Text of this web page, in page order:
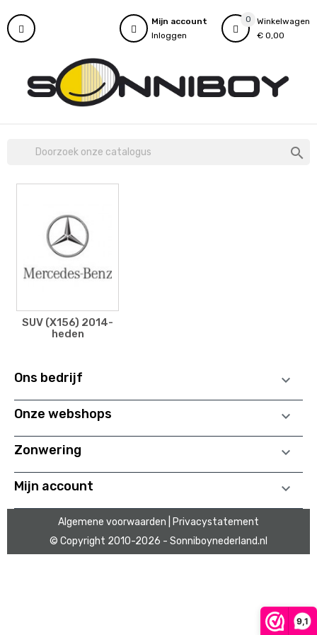
9,1
0
Winkelwagen
€ 0,00
Mijn account
Inloggen

SUV (X156) 2014-
heden
Ons bedrijf 
Onze webshops 
Zonwering 
Mijn account 
Algemene voorwaarden
| Privacystatement
© Copyright 2010-2026 - Sonniboynederland.nl